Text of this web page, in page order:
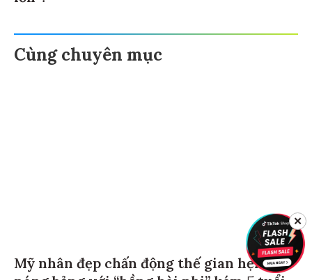
Cùng chuyên mục
Mỹ nhân đẹp chấn động thế gian hẹn hò
✕